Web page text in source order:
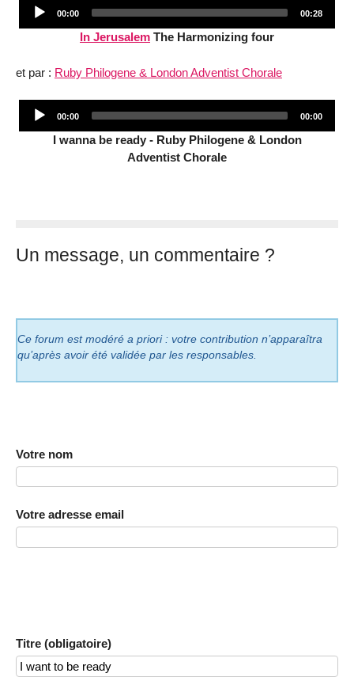
Current
00:00
Total
00:28
In Jerusalem The Harmonizing four
et par : Ruby Philogene & London Adventist Chorale
Current
00:00
Total
00:00
I wanna be ready - Ruby Philogene & London
Adventist Chorale
Un message, un commentaire ?
Ce forum est modéré a priori : votre contribution n’apparaîtra
qu’après avoir été validée par les responsables.
Votre nom
Votre adresse email
Titre (obligatoire)